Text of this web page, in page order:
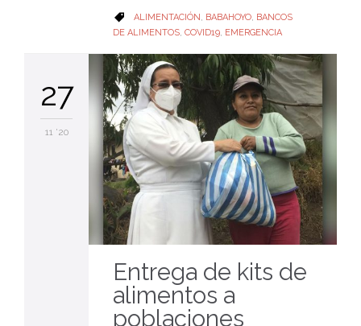
 CATEGORY
ALIMENTACIÓN BABAHOYO BANCOS
DE ALIMENTOS, COVID19, EMERGENCIA
27
11 '20
Entrega de kits de
alimentos a
poblaciones